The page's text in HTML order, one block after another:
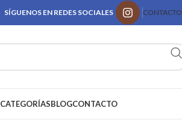
SÍGUENOS EN REDES SOCIALES CONTACTO
CATEGORÍASBLOGCONTACTO